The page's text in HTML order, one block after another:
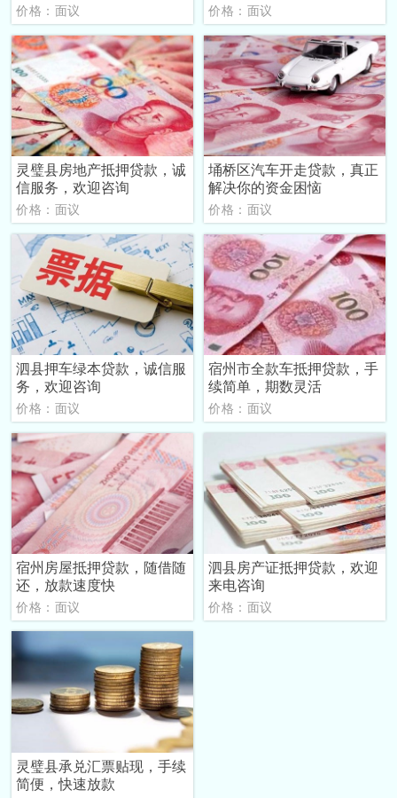
价格：面议 价格：面议
灵璧县房地产抵押贷款，诚
信服务，欢迎咨询
价格：面议
埇桥区汽车开走贷款，真正
解决你的资金困恼
价格：面议
泗县押车绿本贷款，诚信服
务，欢迎咨询
价格：面议
宿州市全款车抵押贷款，手
续简单，期数灵活
价格：面议
宿州房屋抵押贷款，随借随
还，放款速度快
价格：面议
泗县房产证抵押贷款，欢迎
来电咨询
价格：面议
灵璧县承兑汇票贴现，手续
简便，快速放款